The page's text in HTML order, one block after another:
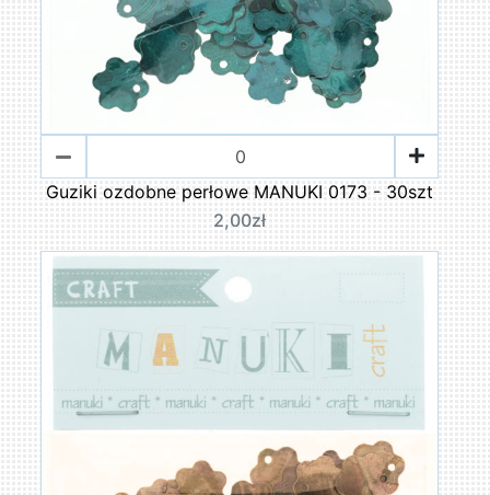
Guziki ozdobne perłowe MANUKI 0173 - 30szt
2,00zł